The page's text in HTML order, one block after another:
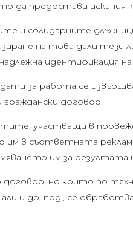
да предостави искания
и солидарните
на това дали тези
идентификация
за работа се
договор.
участващи в
им в съответната
им за резултата
договор, но които по
и др. под., се